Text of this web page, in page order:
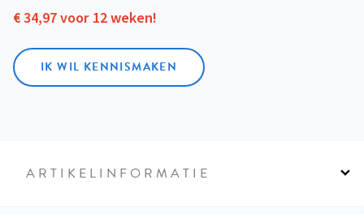
€ 34,97 voor 12 weken!
IK WIL KENNISMAKEN
ARTIKELINFORMATIE